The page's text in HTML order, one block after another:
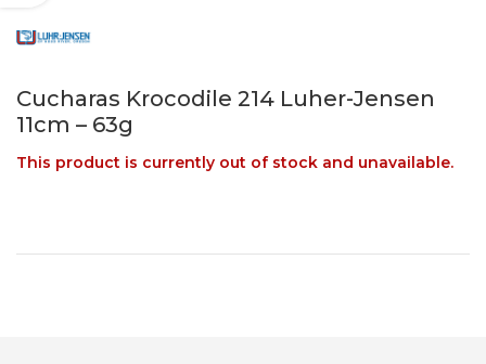
Cucharas Krocodile 214 Luher-Jensen
11cm – 63g
This product is currently out of stock and unavailable.